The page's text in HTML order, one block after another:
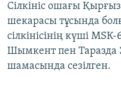
Сілкініс ошағы
шекарасы тұсында
сілкінісінің күші
Шымкент пен Таразда
шамасында сезілген.